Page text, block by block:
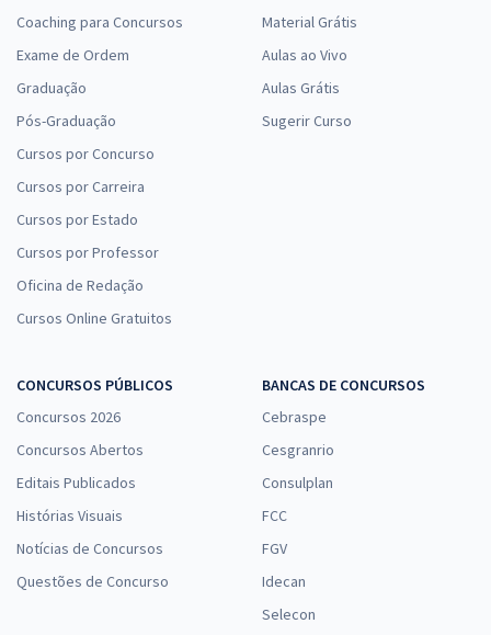
Coaching para Concursos
Exame de Ordem
Graduação
Pós-Graduação
Cursos por Concurso
Cursos por Carreira
Cursos por Estado
Cursos por Professor
Oficina de Redação
Cursos Online Gratuitos
Material Grátis
Aulas ao Vivo
Aulas Grátis
Sugerir Curso
CONCURSOS PÚBLICOS
Concursos 2026
Concursos Abertos
Editais Publicados
Histórias Visuais
Notícias de Concursos
Questões de Concurso
BANCAS DE CONCURSOS
Cebraspe
Cesgranrio
Consulplan
FCC
FGV
Idecan
Selecon